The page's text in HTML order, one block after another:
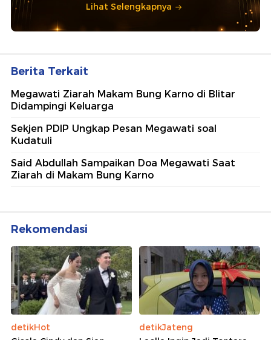
Lihat Selengkapnya
Berita Terkait
Megawati Ziarah Makam Bung Karno di Blitar
Didampingi Keluarga
Sekjen PDIP Ungkap Pesan Megawati soal
Kudatuli
Said Abdullah Sampaikan Doa Megawati Saat
Ziarah di Makam Bung Karno
Rekomendasi
detikHot
detikJateng